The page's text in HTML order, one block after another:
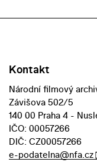
Kontakt
Národní filmový
Závišova 502/5
140 00 Praha 4 -
IČO: 00057266
DIČ: CZ00057266
e-podatelna@nfa.cz